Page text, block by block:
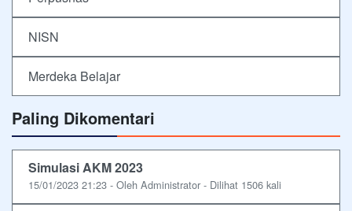
NISN
Merdeka Belajar
Paling Dikomentari
Simulasi AKM 2023
15/01/2023 21:23 - Oleh Administrator - Dilihat 1506 kali